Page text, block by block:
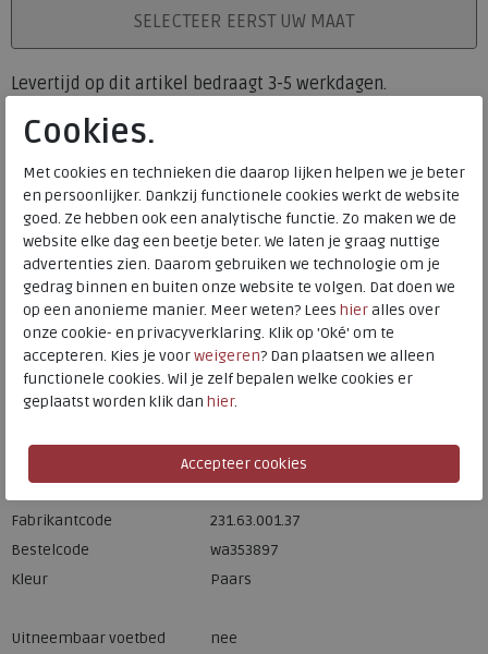
PLAATS IN WINKELMANDSELECTEER EERST UW MAAT
Levertijd op dit artikel bedraagt 3-5 werkdagen.
Onze winkelvoorraad
Meijerink Heemskerk
HEEMSKERK
Meijerink Hoorn
HOORN
Hulp nodig? bel:0229 760 760
Gratis verzending binnen Nederland*
Voor 14:00 uur besteld = dezelfde werkdag verzonden*
Fabrikantcode
231.63.001.37
Bestelcode
wa353897
Kleur
Paars
Uitneembaar voetbed nee
Cookies.
Met cookies en technieken die daarop lijken helpen we je beter
en persoonlijker. Dankzij functionele cookies werkt de website
goed. Ze hebben ook een analytische functie. Zo maken we de
website elke dag een beetje beter. We laten je graag nuttige
advertenties zien. Daarom gebruiken we technologie om je
gedrag binnen en buiten onze website te volgen. Dat doen we
op een anonieme manier. Meer weten? Lees hieralles over
onze cookie- en privacyverklaring. Klik op 'Oké' om te
accepteren. Kies je voorweigeren? Dan plaatsen we alleen
functionele cookies. Wil je zelf bepalen welke cookies er
geplaatst worden klik dan hier.